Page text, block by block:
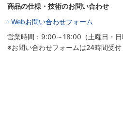
商品の仕様・技術のお問い合わせ
Webお問い合わせフォーム
営業時間：9:00～18:00（土曜日・日
※お問い合わせフォームは24時間受付